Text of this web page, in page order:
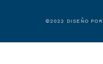
©2022 DISEÑO POR